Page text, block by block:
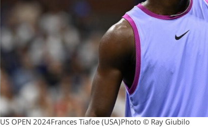
US OPEN 2024Frances Tiafoe (USA)Photo © Ray Giubilo